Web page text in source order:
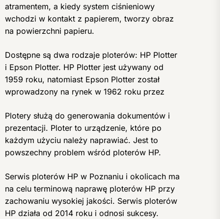
atramentem, a kiedy system ciśnieniowy
wchodzi w kontakt z papierem, tworzy obraz
na powierzchni papieru.
Dostępne są dwa rodzaje ploterów: HP Plotter
i Epson Plotter. HP Plotter jest używany od
1959 roku, natomiast Epson Plotter został
wprowadzony na rynek w 1962 roku przez
Plotery służą do generowania dokumentów i
prezentacji. Ploter to urządzenie, które po
każdym użyciu należy naprawiać. Jest to
powszechny problem wśród ploterów HP.
Serwis ploterów HP w Poznaniu i okolicach ma
na celu terminową naprawę ploterów HP przy
zachowaniu wysokiej jakości. Serwis ploterów
HP działa od 2014 roku i odnosi sukcesy.